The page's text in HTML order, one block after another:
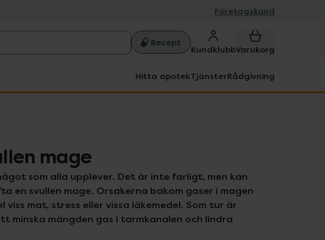
Företagskund
Recept
KundklubbVarukorg
Hitta apotekTjänsterRådgivning
mage
som alla upplever. Det är inte farligt, men kan
en svullen mage. Orsakerna bakom gaser i magen
mat, stress eller vissa läkemedel. Som tur är
minska mängden gas i tarmkanalen och lindra